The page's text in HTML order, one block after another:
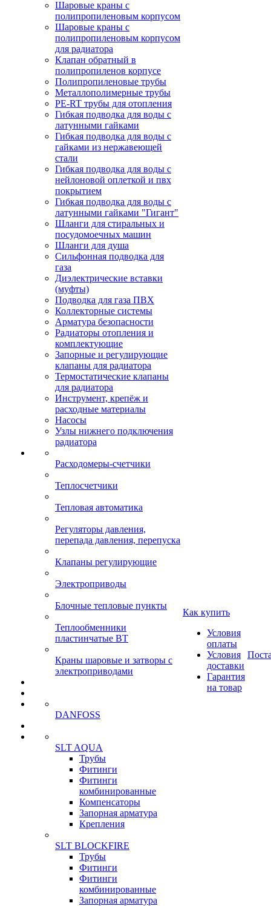
Шаровые краны с
полипропиленовым корпусом
Шаровые краны с
полипропиленовым корпусом
для радиатора
Клапан обратный в
полипропиленов корпусе
Полипропиленовые трубы
Металлополимерные трубы
PE-RT трубы для отопления
Гибкая подводка для воды с
латунными гайками
Гибкая подводка для воды с
гайками из нержавеющей
стали
Гибкая подводка для воды с
нейлоновой оплеткой и пвх
покрытием
Гибкая подводка для воды с
латунными гайками "Гигант"
Шланги для стиральных и
посудомоечных машин
Шланги для душа
Сильфонная подводка для
газа
Диэлектрические вставки
(муфты)
Подводка для газа ПВХ
Коллекторные системы
Арматура безопасности
Радиаторы отопления и
комплектующие
Запорные и регулирующие
клапаны для радиатора
Термостатические клапаны
для радиатора
Инструмент, крепёж и
расходные материалы
Насосы
Узлы нижнего подключения
радиатора
Расходомеры-счетчики
Теплосчетчики
Тепловая автоматика
Регуляторы давления,
перепада давления, перепуска
Клапаны регулирующие
Электроприводы
Блочные тепловые пункты
Теплообменники
пластинчатые ВТ
Краны шаровые и затворы с
электроприводами
DANFOSS
SLT AQUA
Трубы
Фитинги
Фитинги
комбинированные
Компенсаторы
Запорная арматура
Крепления
SLT BLOCKFIRE
Трубы
Фитинги
Фитинги
комбинированные
Запорная арматура
Как купить
Условия
оплаты
Условия
доставки
Гарантия
на товар